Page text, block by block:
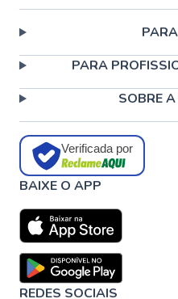
PARA
SOBRE
Verificada por
BAIXE O APP
REDES SOCIAIS